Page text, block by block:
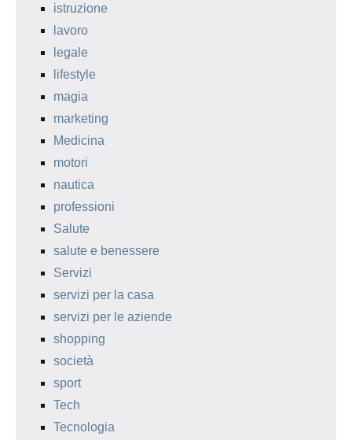
istruzione
lavoro
legale
lifestyle
magia
marketing
Medicina
motori
nautica
professioni
Salute
salute e benessere
Servizi
servizi per la casa
servizi per le aziende
shopping
società
sport
Tech
Tecnologia